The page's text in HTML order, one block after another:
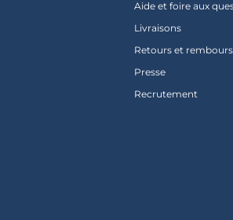
Aide et foire aux
Livraisons
Retours et
Presse
Recrutement